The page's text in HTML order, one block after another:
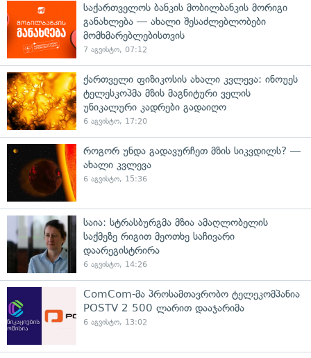
საქართველოს ბანკის მობილბანკის მორიგი
განახლება — ახალი შესაძლებლობები
მომხმარებლებისთვის
7 აგვისტო, 07:12
ქართველი ფიზიკოსის ახალი კვლევა: ინოუეს
ტელესკოპმა მზის მაგნიტური ველის
უნიკალური კადრები გადაიღო
6 აგვისტო, 17:20
როგორ უნდა გადავურჩეთ მზის სიკვდილს? —
ახალი კვლევა
6 აგვისტო, 15:36
საია: სტრასბურგმა მზია ამაღლობელის
საქმეზე რიგით მეოთხე საჩივარი
დაარეგისტრირა
6 აგვისტო, 14:26
ComCom-მა პროსამთავრობო ტელეკომპანია
POSTV 2 500 ლარით დააჯარიმა
6 აგვისტო, 13:02